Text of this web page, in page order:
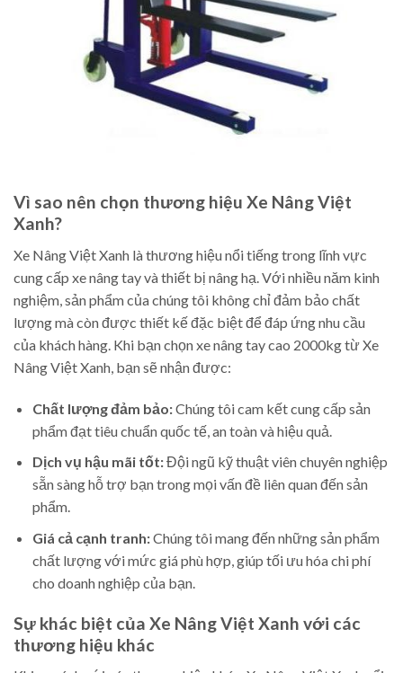
Vì sao nên chọn thương hiệu Xe Nâng Việt
Xanh?
Xe Nâng Việt Xanh là thương hiệu nổi tiếng trong lĩnh vực
cung cấp xe nâng tay và thiết bị nâng hạ. Với nhiều năm kinh
nghiệm, sản phẩm của chúng tôi không chỉ đảm bảo chất
lượng mà còn được thiết kế đặc biệt để đáp ứng nhu cầu
của khách hàng. Khi bạn chọn xe nâng tay cao 2000kg từ Xe
Nâng Việt Xanh, bạn sẽ nhận được:
Chất lượng đảm bảo:Chúng tôi cam kết cung cấp sản
phẩm đạt tiêu chuẩn quốc tế, an toàn và hiệu quả.
Dịch vụ hậu mãi tốt:Đội ngũ kỹ thuật viên chuyên nghiệp
sẵn sàng hỗ trợ bạn trong mọi vấn đề liên quan đến sản
phẩm.
Giá cả cạnh tranh:Chúng tôi mang đến những sản phẩm
chất lượng với mức giá phù hợp, giúp tối ưu hóa chi phí
cho doanh nghiệp của bạn.
Sự khác biệt của Xe Nâng Việt Xanh với các
thương hiệu khác